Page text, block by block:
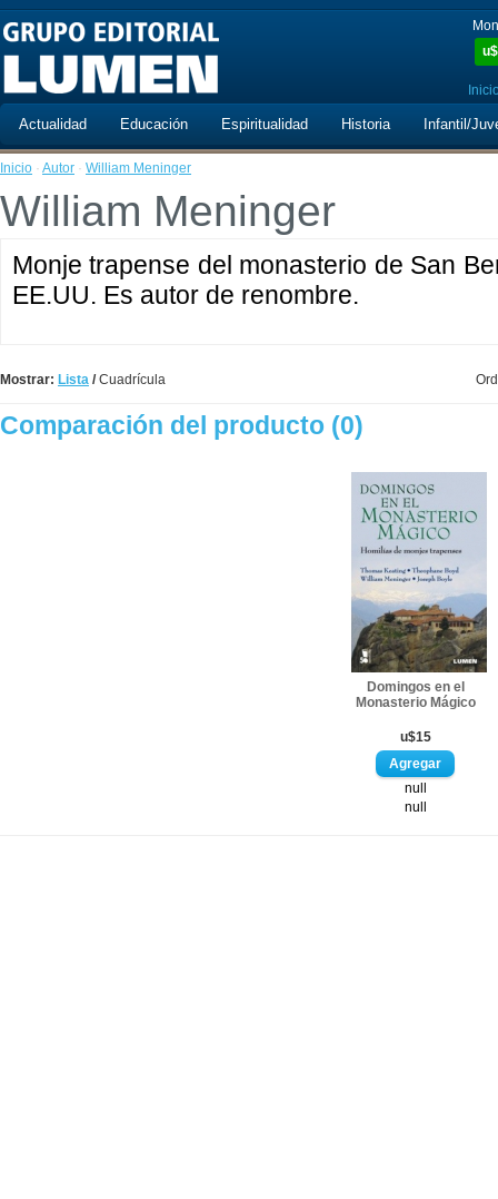
u$
Actualidad Educación Espiritualidad Historia Infantil/
Inicio · Autor · William Meninger
William Meninger
Monje trapense del monasterio de San
EE.UU. Es autor de renombre.
Mostrar: Lista /Cuadrícula
Comparación del producto (0)
Domingos en el
Monasterio Mágico
u$15
null
null